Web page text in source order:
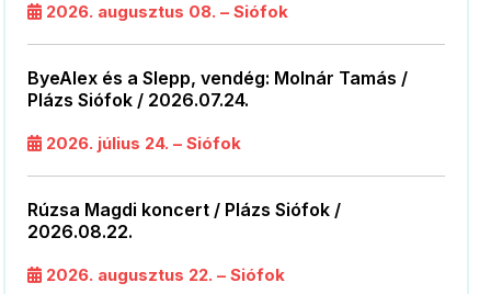
2026. augusztus 08. – Siófok
ByeAlex és a Slepp, vendég: Molnár Tamás /
Plázs Siófok / 2026.07.24.
2026. július 24. – Siófok
Rúzsa Magdi koncert / Plázs Siófok /
2026.08.22.
2026. augusztus 22. – Siófok